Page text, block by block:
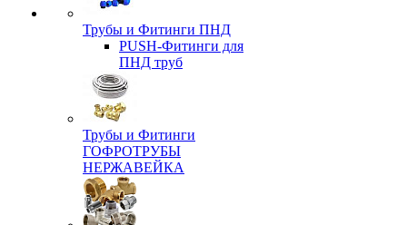
Трубы и Фитинги ПНД
PUSH-Фитинги для
ПНД труб
Трубы и Фитинги
ГОФРОТРУБЫ
НЕРЖАВЕЙКА